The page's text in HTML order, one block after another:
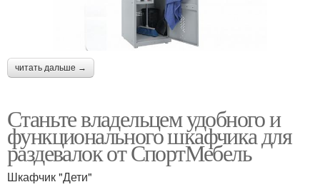
читать дальше →
Станьте владельцем удобного и
функционального шкафчика для
раздевалок от СпортМебель
Шкафчик "Дети"